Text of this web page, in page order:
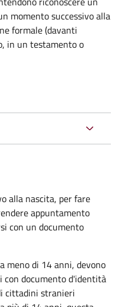
momento successivo alla
formale (davanti
in un testamento o
alla nascita, per fare
appuntamento
con un documento
meno di 14 anni, devono
documento d'identità
cittadini stranieri